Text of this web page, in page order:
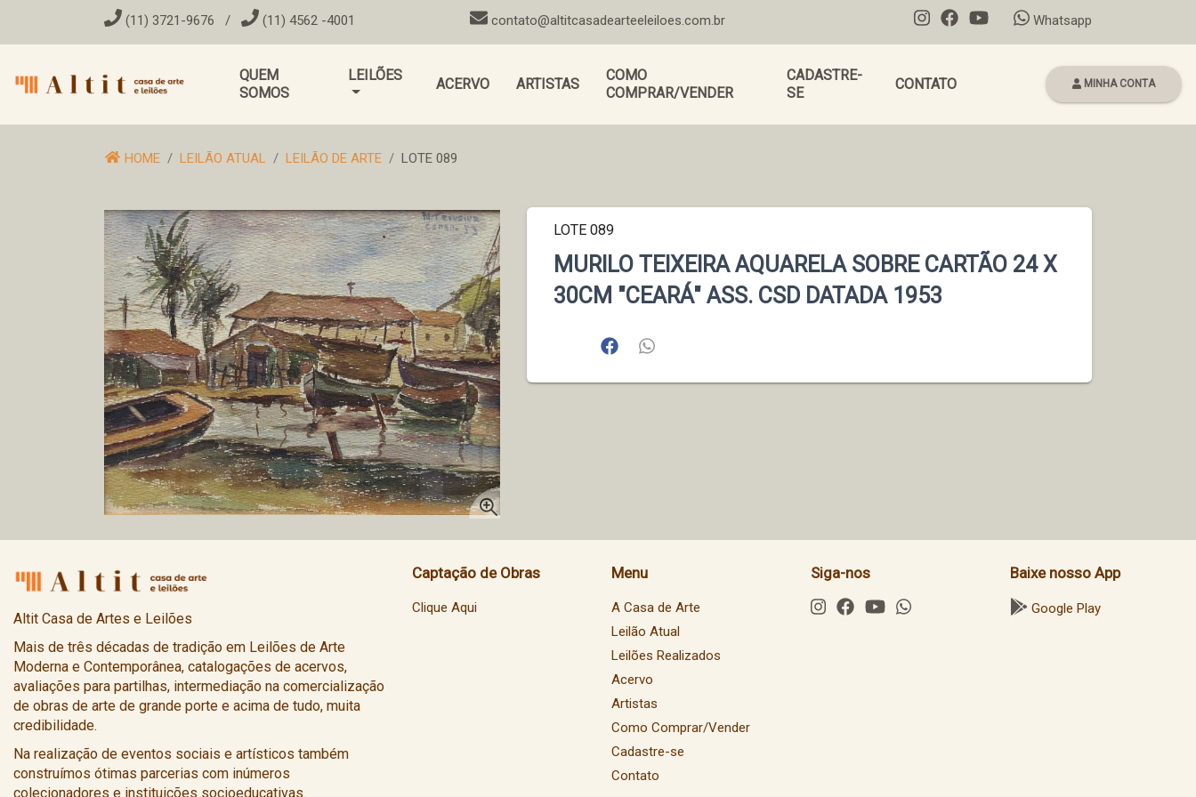
(11) 3721-9676 / (11) 4562 -4001 contato@altitcasadearteeleiloes.com.br Whatsapp
QUEM
SOMOS
LEILÕES
ACERVO ARTISTAS
COMO
COMPRAR/VENDER
CADASTRE-
SE
CONTATO MINHA CONTA
HOME LEILÃO ATUAL LEILÃO DE ARTE LOTE 089
LOTE 089
MURILO TEIXEIRA AQUARELA SOBRE CARTÃO 24 X
30CM "CEARÁ" ASS. CSD DATADA 1953
Altit Casa de Artes e Leilões
Mais de três décadas de tradição em Leilões de Arte
Moderna e Contemporânea, catalogações de acervos,
avaliações para partilhas, intermediação na comercialização
de obras de arte de grande porte e acima de tudo, muita
credibilidade.
Na realização de eventos sociais e artísticos também
construímos ótimas parcerias com inúmeros
colecionadores e instituições socioeducativas.
Captação de Obras
Clique Aqui
Menu
A Casa de Arte
Leilão Atual
Leilões Realizados
Acervo
Artistas
Como Comprar/Vender
Cadastre-se
Contato
Siga-nos Baixe nosso App
Google Play